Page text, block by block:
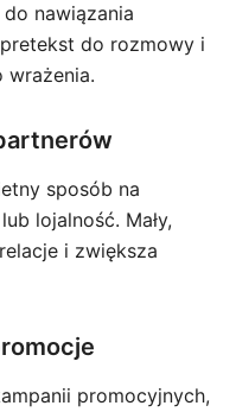
nawiązania
do rozmowy i
wrażenia.
sposób na
lojalność. Mały,
i zwiększa
promocyjnych,